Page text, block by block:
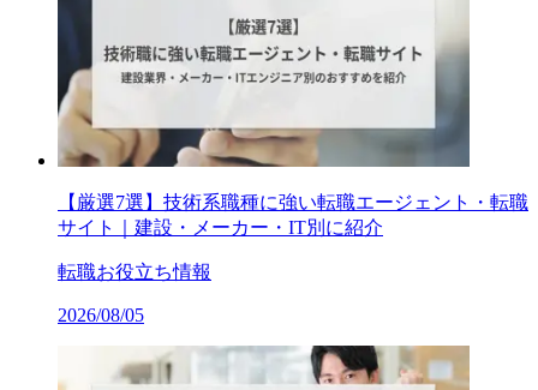
【厳選7選】技術系職種に強い転職エージェント・転職
サイト｜建設・メーカー・IT別に紹介
転職お役立ち情報
2026/08/05